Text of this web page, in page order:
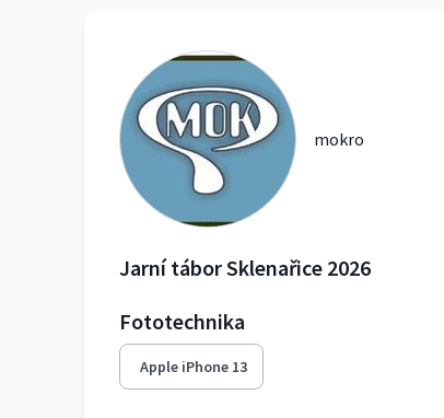
mokro
Jarní tábor Sklenařice 2026
Fototechnika
Apple iPhone 13